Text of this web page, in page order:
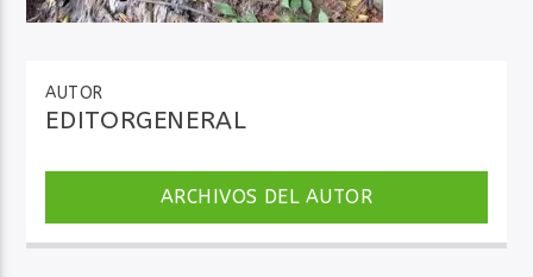
AUTOR
EDITORGENERAL
ARCHIVOS DEL AUTOR